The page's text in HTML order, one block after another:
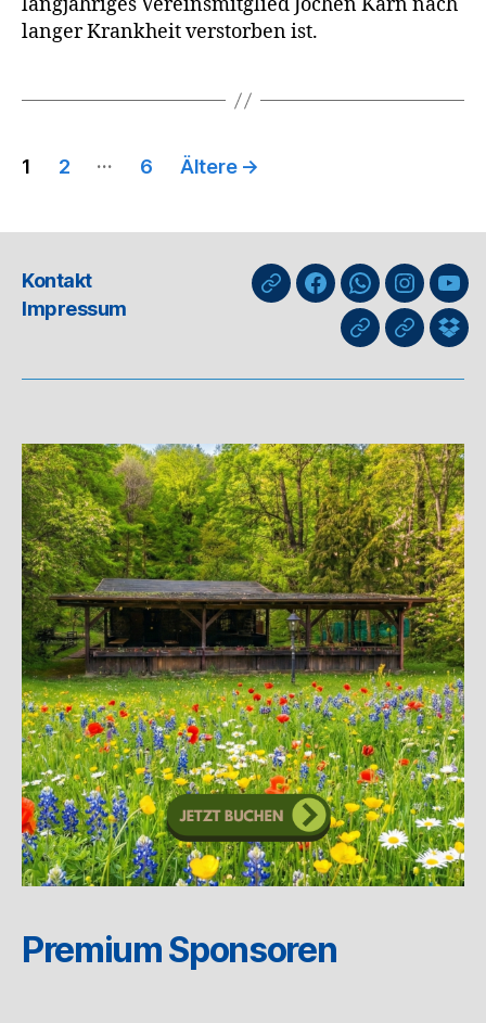
langer Krankheit verstorben ist.
Seitennummerierung
Beiträge
1 2 … 6 Ältere →
Kontakt
Impressum
nuLigaFacebookWhatsApp-
Kanal
GIPHYThreads
Premium Sponsoren